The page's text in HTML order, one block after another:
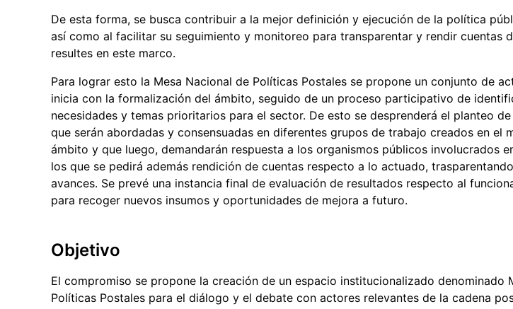
De esta forma, se busca contribuir a la mejor definición y ejecución de la política
así como al facilitar su seguimiento y monitoreo para transparentar y rendir cuentas
resultes en este marco.
Para lograr esto la Mesa Nacional de Políticas Postales se propone un conjunto de
inicia con la formalización del ámbito, seguido de un proceso participativo de
necesidades y temas prioritarios para el sector. De esto se desprenderá el planteo
que serán abordadas y consensuadas en diferentes grupos de trabajo creados en el
ámbito y que luego, demandarán respuesta a los organismos públicos involucrados
los que se pedirá además rendición de cuentas respecto a lo actuado,
avances. Se prevé una instancia final de evaluación de resultados respecto al
para recoger nuevos insumos y oportunidades de mejora a futuro.
Objetivo
El compromiso se propone la creación de un espacio institucionalizado denominado
Políticas Postales para el diálogo y el debate con actores relevantes de la cadena